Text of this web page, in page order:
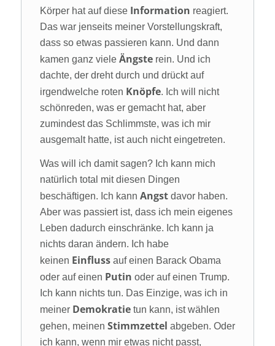
Körper hat auf diese Information reagiert.
Das war jenseits meiner Vorstellungskraft,
dass so etwas passieren kann. Und dann
kamen ganz viele Ängsterein. Und ich
dachte, der dreht durch und drückt auf
irgendwelche roten Knöpfe. Ich will nicht
schönreden, was er gemacht hat, aber
zumindest das Schlimmste, was ich mir
ausgemalt hatte, ist auch nicht eingetreten.
Was will ich damit sagen? Ich kann mich
natürlich total mit diesen Dingen
beschäftigen. Ich kann Angstdavor haben.
Aber was passiert ist, dass ich mein eigenes
Leben dadurch einschränke. Ich kann ja
nichts daran ändern. Ich habe
keinen Einflussauf einen Barack Obama
oder auf einen Putin oder auf einen Trump.
Ich kann nichts tun. Das Einzige, was ich in
meiner Demokratietun kann, ist wählen
gehen, meinen Stimmzettel abgeben. Oder
ich kann, wenn mir etwas nicht passt,